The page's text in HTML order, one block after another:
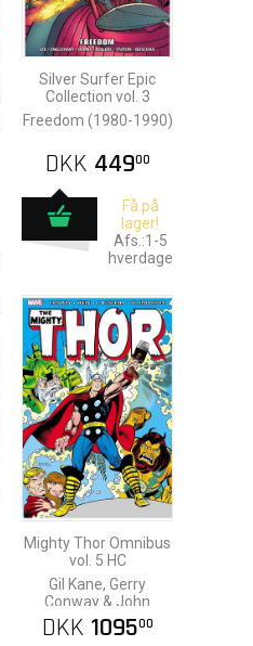
Silver Surfer Epic
Collection vol. 3
Freedom (1980-1990)
DKK 44900
Få på
lager!
Afs.:1-5
hverdage
Mighty Thor Omnibus
vol. 5 HC
Gil Kane, Gerry
Conway & John
Buscema
DKK 109500